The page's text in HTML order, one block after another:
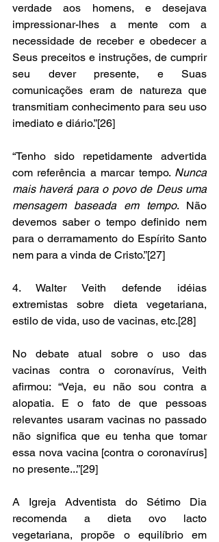
verdade aos homens, e desejava
impressionar-lhes a mente com a
necessidade de receber e obedecer a
Seus preceitos e instruções, de cumprir
seu dever presente, e Suas
comunicações eram de natureza que
transmitiam conhecimento para seu uso
imediato e diário.”[26]
“Tenho sido repetidamente advertida
com referência a marcar tempo. Nunca
mais haverá para o povo de Deus uma
mensagem baseada em tempo. Não
devemos saber o tempo definido nem
para o derramamento do Espírito Santo
nem para a vinda de Cristo.”[27]
4. Walter Veith defende idéias
extremistas sobre dieta vegetariana,
estilo de vida, uso de vacinas, etc.[28]
No debate atual sobre o uso das
vacinas contra o coronavírus, Veith
afirmou: “Veja, eu não sou contra a
alopatia. E o fato de que pessoas
relevantes usaram vacinas no passado
não significa que eu tenha que tomar
essa nova vacina [contra o coronavírus]
no presente...”[29]
A Igreja Adventista do Sétimo Dia
recomenda a dieta ovo lacto
vegetariana, propõe o equilíbrio em